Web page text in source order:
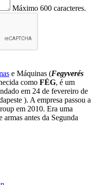
Máximo 600 caracteres.
e Máquinas (Fegyverés
como FÉG, é um
em 24 de fevereiro de
). A empresa passou a
em 2010. Era uma
antes da Segunda